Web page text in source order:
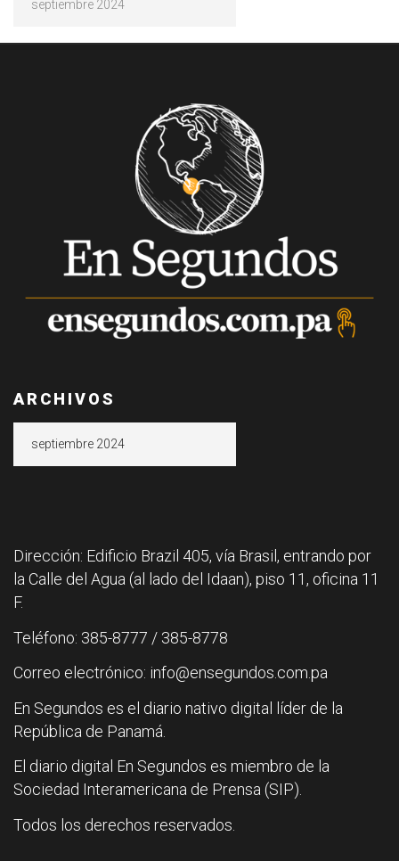
ARCHIVOS
Dirección: Edificio Brazil 405, vía Brasil, entrando por
la Calle del Agua (al lado del Idaan), piso 11, oficina 11
F.
Teléfono: 385-8777 / 385-8778
Correo electrónico: info@ensegundos.com.pa
En Segundos es el diario nativo digital líder de la
República de Panamá.
El diario digital En Segundos es miembro de la
Sociedad Interamericana de Prensa (SIP).
Todos los derechos reservados.